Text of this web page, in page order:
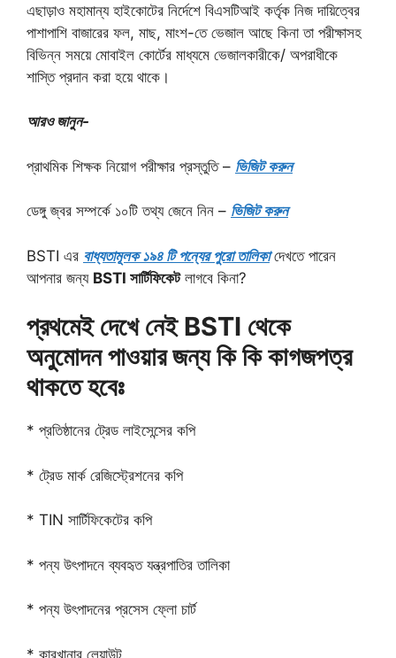
এছাড়াও মহামান্য হাইকোটের নির্দেশে বিএসটিআই কর্তৃক নিজ দায়িত্বের
পাশাপাশি বাজারের ফল, মাছ, মাংশ-তে ভেজাল আছে কিনা তা পরীক্ষাসহ
বিভিন্ন সময়ে মোবাইল কোর্টের মাধ্যমে ভেজালকারীকে/ অপরাধীকে
শাস্তি প্রদান করা হয়ে থাকে।
আরও জানুন-
প্রাথমিক শিক্ষক নিয়োগ পরীক্ষার প্রস্তুতি – ভিজিট করুন
ডেঙ্গু জ্বর সম্পর্কে ১০টি তথ্য জেনে নিন – ভিজিট করুন
BSTI এর বাধ্যতামূলক ১৯৪ টি পন্যের পুরো তালিকাদেখতে পারেন
আপনার জন্য BSTI সার্টিফিকেটলাগবে কিনা?
প্রথমেই দেখে নেই BSTI থেকে
অনুমোদন পাওয়ার জন্য কি কি কাগজপত্র
থাকতে হবেঃ
* প্রতিষ্ঠানের ট্রেড লাইসেন্সের কপি
* ট্রেড মার্ক রেজিস্ট্রেশনের কপি
* TIN সার্টিফিকেটের কপি
* পন্য উৎপাদনে ব্যবহৃত যন্ত্রপাতির তালিকা
* পন্য উৎপাদনের প্রসেস ফ্লো চার্ট
* কারখানার লেয়াউট